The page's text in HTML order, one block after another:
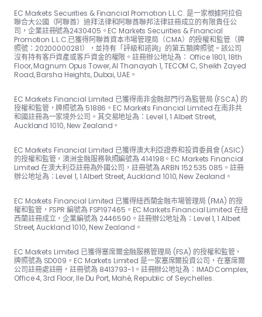
EC Markets Securities & Financial Promotion L.L.C. 是一家根據阿拉伯
聯合大公國（阿聯酋）迪拜法律和阿聯酋聯邦法律註冊成立的有限責任公
司，企業註冊號為2430405。EC Markets Securities & Financial
Promotion L.L.C.已獲得阿聯酋資本市場管理局（CMA）的授權和監管（牌
照號：20200000281），並持有「評級和諮詢」的第五類牌照號。該公司
沒有持有客戶資產或客戶資金的權限。註冊辦公地址為： Office 1801, 18th
Floor, Magnum Opus Tower, Al Thanayah 1, TECOM C, Sheikh Zayed
Road, Barsha Heights, Dubai, UAE。
EC Markets Financial Limited 已獲得南非金融部門行為監管局 (FSCA) 的
授權和監管，牌照號為 51886。EC Markets Financial Limited 在南非共
和國註冊為一家境外公司。其交易地址為：Level 1, 1 Albert Street,
Auckland 1010, New Zealand。
EC Markets Financial Limited 已獲得澳大利亞證券和投資委員會 (ASIC)
的授權和監管，澳洲金融服務執照編號為 414198。EC Markets Financial
Limited 在澳大利亞註冊為外國公司，註冊號為 ARBN 152 535 085。註冊
辦公地址為：Level 1, 1 Albert Street, Auckland 1010, New Zealand。
EC Markets Financial Limited 已獲得紐西蘭金融市場管理局 (FMA) 的授
權和監管，FSPR 編號為 FSP197465。EC Markets Financial Limited 在紐
西蘭註冊成立，企業編號為 2446590。註冊辦公地址為：Level 1, 1 Albert
Street, Auckland 1010, New Zealand。
EC Markets Limited 已獲得塞席爾金融服務管理局 (FSA) 的授權和監管，
牌照號為 SD009。EC Markets Limited 是一家塞席爾投資公司，在塞席爾
公司註冊處註冊，註冊號為 8413793-1。註冊辦公地址為：IMAD Complex,
Office 4, 3rd Floor, Ile Du Port, Mahé, Republic of Seychelles.